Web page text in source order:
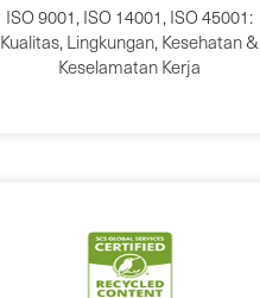
ISO 9001, ISO 14001, ISO 45001:
Kualitas, Lingkungan, Kesehatan &
Keselamatan Kerja